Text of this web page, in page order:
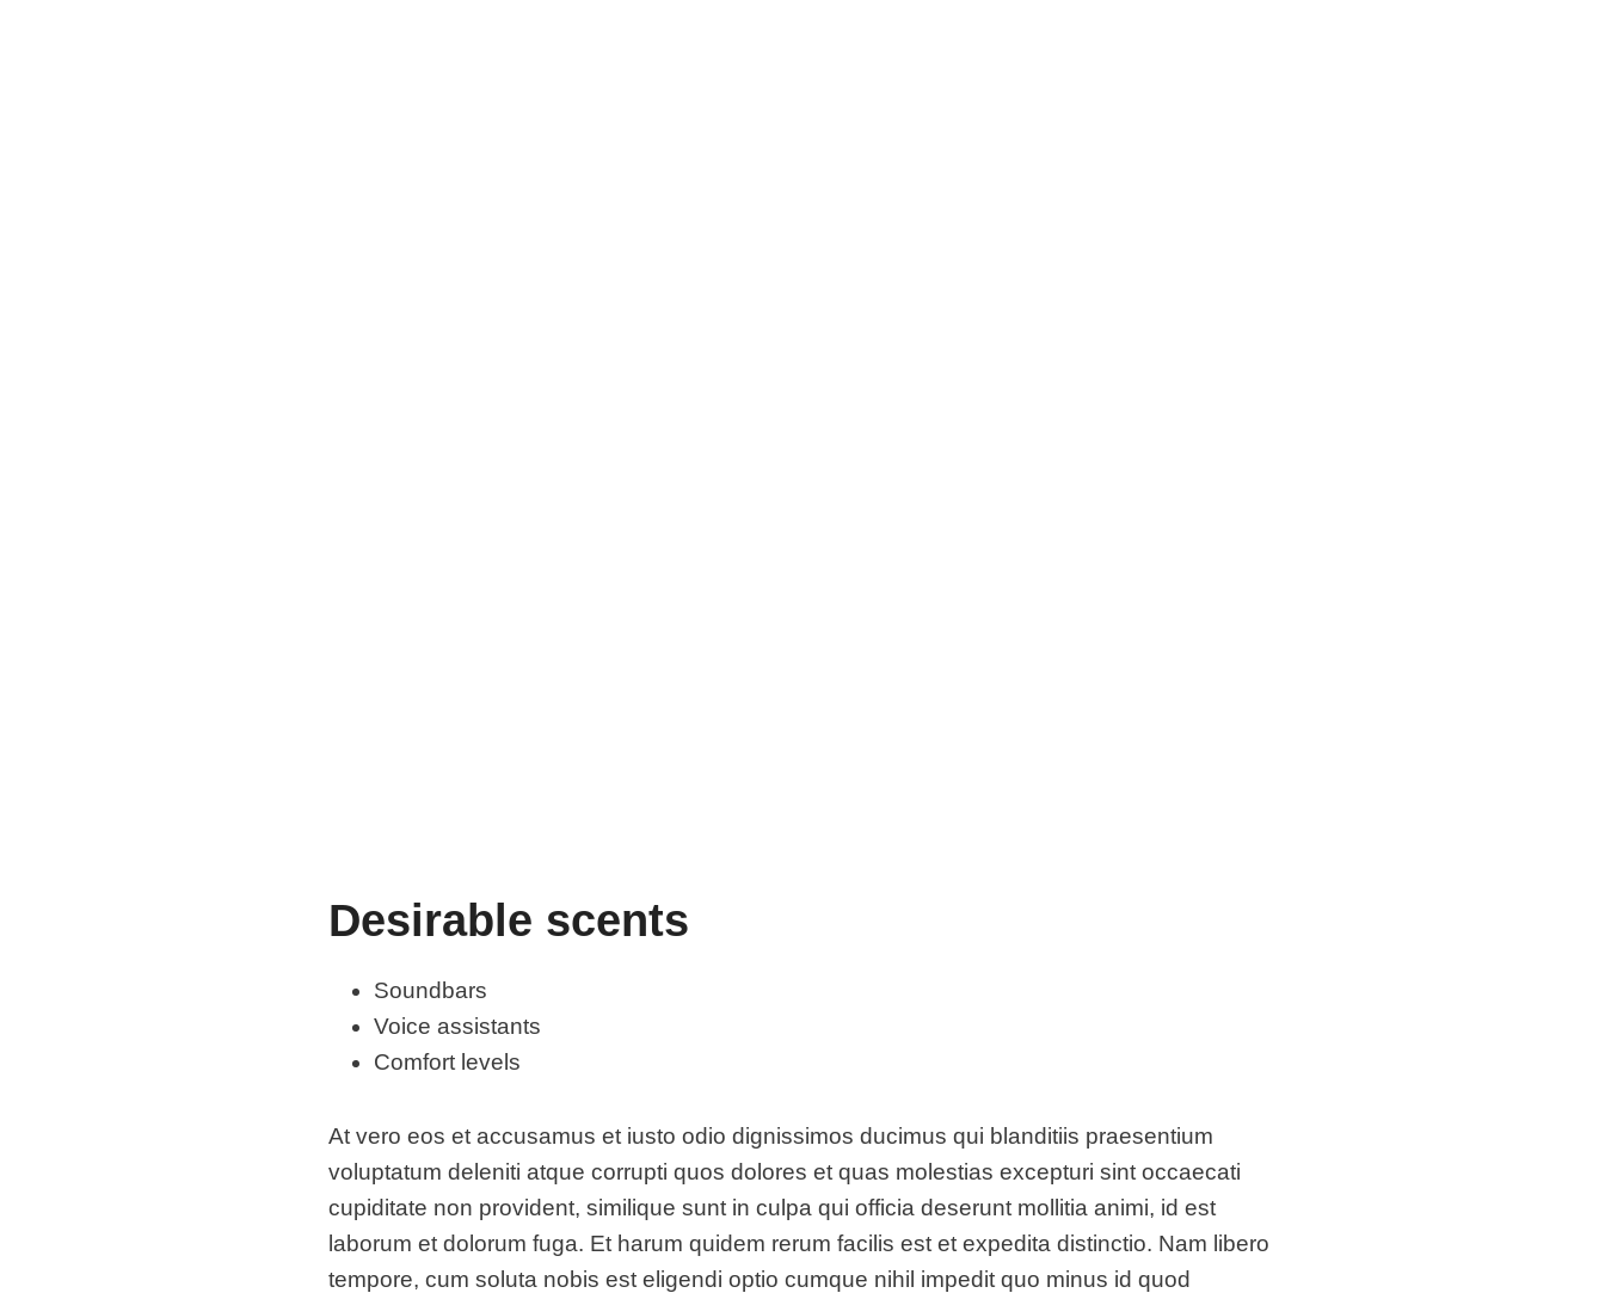
Desirable scents
Soundbars
Voice assistants
Comfort levels
At vero eos et accusamus et iusto odio dignissimos ducimus qui blanditiis praesentium
voluptatum deleniti atque corrupti quos dolores et quas molestias excepturi sint occaecati
cupiditate non provident, similique sunt in culpa qui officia deserunt mollitia animi, id est
laborum et dolorum fuga. Et harum quidem rerum facilis est et expedita distinctio. Nam libero
tempore, cum soluta nobis est eligendi optio cumque nihil impedit quo minus id quod